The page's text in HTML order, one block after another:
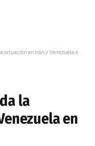
en Irán y Venezuela en RTVE
la
en